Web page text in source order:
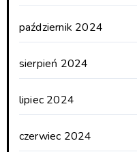
październik 2024
sierpień 2024
lipiec 2024
czerwiec 2024